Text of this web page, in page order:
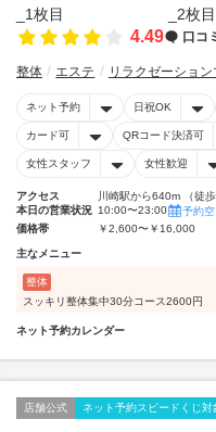
4.49 口コ
整体 エステ リラクゼーショ
ネット予約 日祝OK
カード可 QRコード決済可
女性スタッフ 女性歓迎
アクセス
川崎駅から640m （徒歩
本日の営業状況 10:00〜23:00
予約空
価格帯
￥2,600〜￥16,000
主なメニュー
整体
スッキリ整体集中30分コース2600円
ネット予約カレンダー
店舗公式 ネット予約スピードくじ対